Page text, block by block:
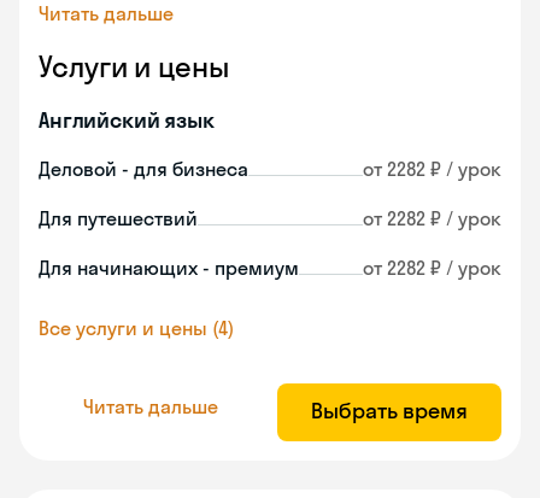
Читать дальше
Услуги и цены
Английский язык
Деловой - для бизнеса от 2282 ₽ / урок
Для путешествий от 2282 ₽ / урок
Для начинающих - премиум от 2282 ₽ / урок
Все услуги и цены (4)
Читать дальше Выбрать время